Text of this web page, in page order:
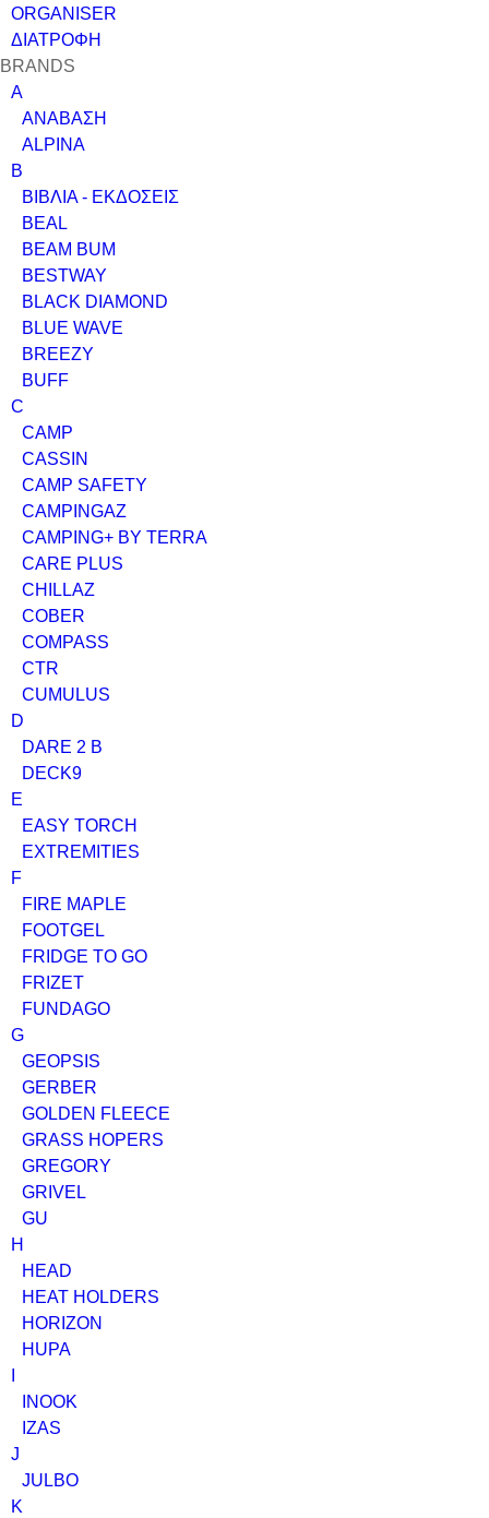
ORGANISER
ΔΙΑΤΡΟΦΗ
BRANDS
A
ΑΝΑΒΑΣΗ
ALPINA
Β
ΒΙΒΛΙΑ - ΕΚΔΟΣΕΙΣ
BEAL
BEAM BUM
BESTWAY
BLACK DIAMOND
BLUE WAVE
BREEZY
BUFF
C
CAMP
CASSIN
CAMP SAFETY
CAMPINGAZ
CAMPING+ BY TERRA
CARE PLUS
CHILLAZ
COBER
COMPASS
CTR
CUMULUS
D
DARE 2 B
DECK9
E
EASY TORCH
EXTREMITIES
F
FIRE MAPLE
FOOTGEL
FRIDGE TO GO
FRIZET
FUNDAGO
G
GEOPSIS
GERBER
GOLDEN FLEECE
GRASS HOPERS
GREGORY
GRIVEL
GU
H
HEAD
HEAT HOLDERS
HORIZON
HUPA
INOOK
IZAS
J
JULBO
K